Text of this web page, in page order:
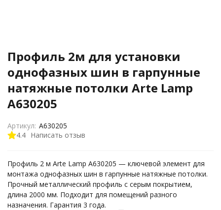
Профиль 2м для установки
однофазных шин в гарпунные
натяжные потолки Arte Lamp
A630205
4.4 Написать отзыв
Артикул: A630205
Профиль 2 м Arte Lamp A630205 — ключевой элемент для
монтажа однофазных шин в гарпунные натяжные потолки.
Прочный металлический профиль с серым покрытием,
длина 2000 мм. Подходит для помещений разного
назначения. Гарантия 3 года.